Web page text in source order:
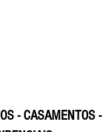
- CASAMENTOS -